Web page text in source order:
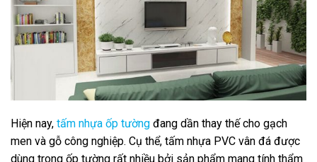
Hiện nay, tấm nhựa ốp tường đang dần thay thế cho gạch
men và gỗ công nghiệp. Cụ thể, tấm nhựa PVC vân đá được
dùng trong ốp tường rất nhiều bởi sản phẩm mang tính thẩm